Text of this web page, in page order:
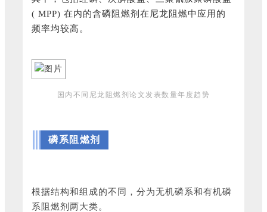
( MPP) 在内的含磷阻燃剂在尼龙阻燃中应用的
频率均较高。
国内不同尼龙阻燃剂论文发表数量年度趋势
磷系阻燃剂
根据结构和组成的不同，分为无机磷系和有机磷
系阻燃剂两大类。